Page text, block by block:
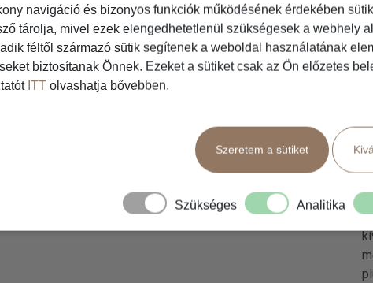
navigáció és bizonyos funkciók működésének érdekében
tárolja, mivel ezek elengedhetetlenül szükségesek a webhely
féltől származó sütik segítenek a weboldal használatának
biztosítanak Önnek. Ezeket a sütiket csak az Ön előzetes
ITT olvashatja bővebben.
Szeretem a sütiket
Szükséges Analitika